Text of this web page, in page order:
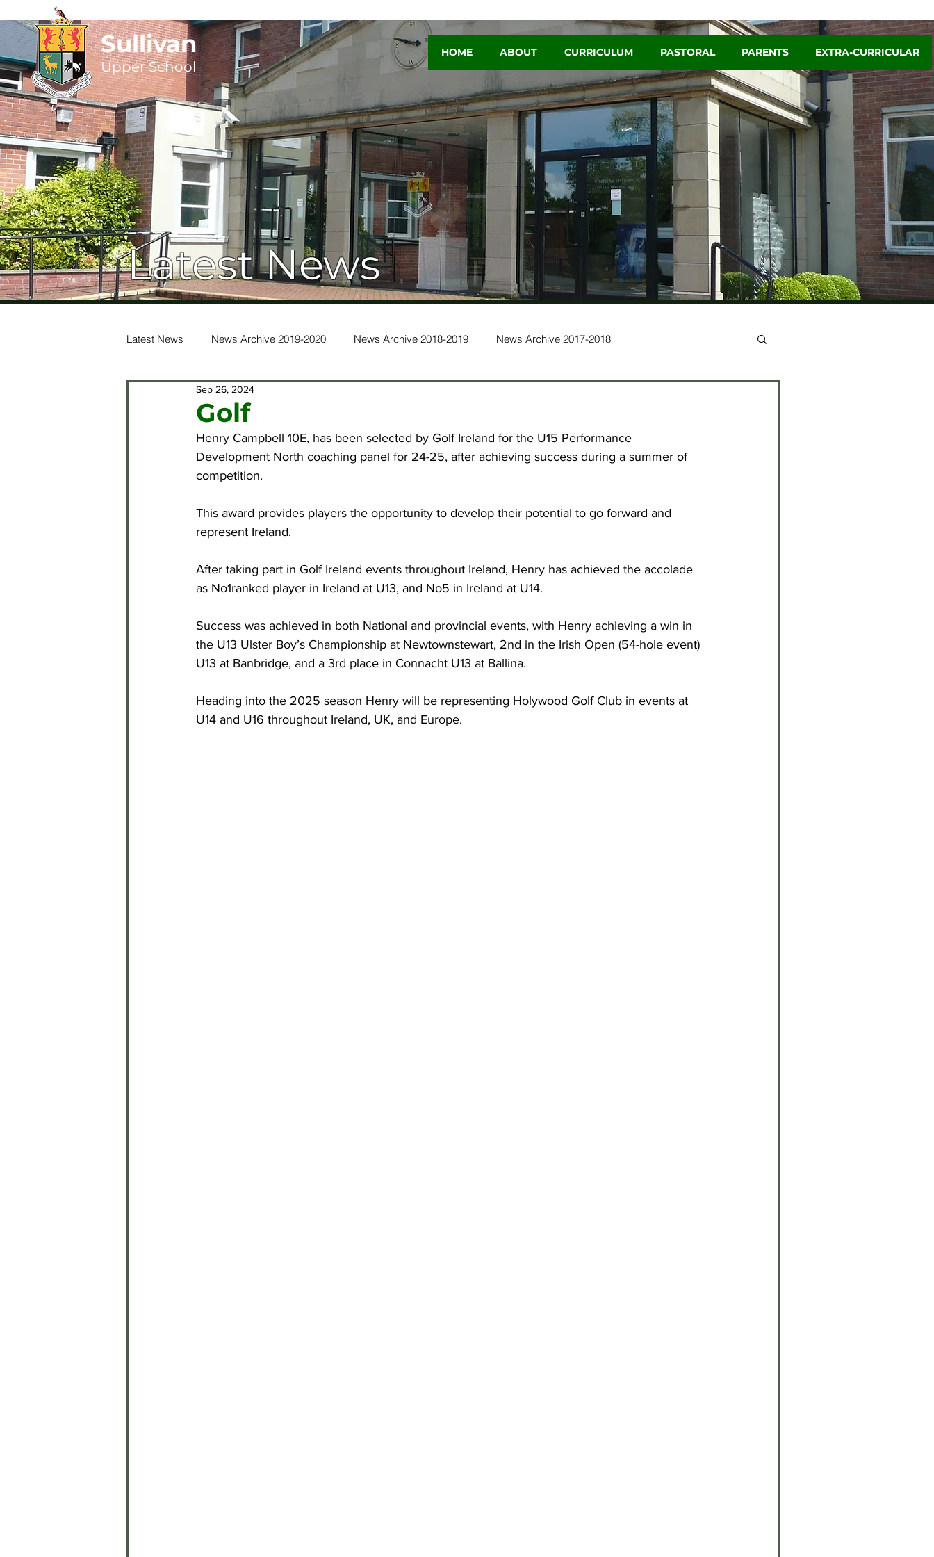
Sullivan
UpperSchool
HOME ABOUT CURRICULUM PASTORAL PARENTS EXTRA-CURRICULAR
Latest News
Latest News News Archive 2019-2020 News Archive 2018-2019 News Archive 2017-2018
News Archive 2016-2017
News Archive 2012-2013 News Archive 2011-2012 News Archive 2010-2011 News Archive 2020-2021
News Archive 2024-2025
Golf
Sep 26, 2024
Henry Campbell 10E, has been selected by Golf Ireland for the U15 Performance
Development North coaching panel for 24-25, after achieving success during a summer of
competition.
This award provides players the opportunity to develop their potential to go forward and
represent Ireland.
After taking part in Golf Ireland events throughout Ireland, Henry has achieved the accolade
as No1ranked player in Ireland at U13, and No5 in Ireland at U14.
Success was achieved in both National and provincial events, with Henry achieving a win in
the U13 Ulster Boy’s Championship at Newtownstewart, 2nd in the Irish Open (54-hole event)
U13 at Banbridge, and a 3rd place in Connacht U13 at Ballina.
Heading into the 2025 season Henry will be representing Holywood Golf Club in events at
U14 and U16 throughout Ireland, UK, and Europe.